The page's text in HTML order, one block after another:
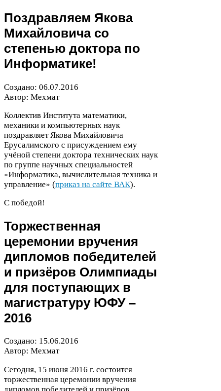
Поздравляем Якова
Михайловича со
степенью доктора по
Информатике!
Создано: 06.07.2016
Автор: Мехмат
Коллектив Института математики,
механики и компьютерных наук
поздравляет Якова Михайловича
Ерусалимского с присуждением ему
учёной степени доктора технических наук
по группе научных специальностей
«Информатика, вычислительная техника и
управление» (приказ на сайте ВАК).
С победой!
Торжественная
церемонии вручения
дипломов победителей
и призёров Олимпиады
для поступающих в
магистратуру ЮФУ–
2016
Создано: 15.06.2016
Автор: Мехмат
Сегодня, 15 июня 2016 г. состоится
торжественная церемонии вручения